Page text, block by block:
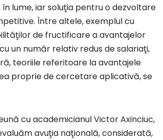
lume, iar soluţia pentru o dezvoltare
Între altele, exemplul cu
de fructificare a avantajelor
un număr relativ redus de salariaţi,
teoriile referitoare la avantajele
proprie de cercetare aplicativă, se
cu academicianul Victor Axinciuc,
avuţia naţională, considerată,